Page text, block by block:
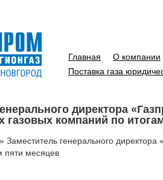
Главная О компании
Поставка газа
директора
газовых компаний по
» Заместитель генерального
пяти месяцев